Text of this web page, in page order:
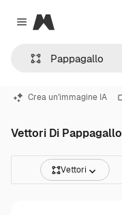
Close menu
Magnific
Crea un'immagine IA
Vettori Di Pappagallo
Vettori